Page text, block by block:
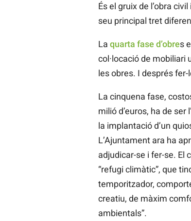
És el gruix de l’obra
seu principal tret
La quarta fase d’obres
col·locació de mobiliari
les obres. I després fer-
La cinquena fase,
milió d’euros, ha de ser
la implantació d’un
L’Ajuntament ara ha
adjudicar-se i fer-se. El
“refugi climàtic”, que
temporitzador,
creatiu, de màxim
ambientals”.